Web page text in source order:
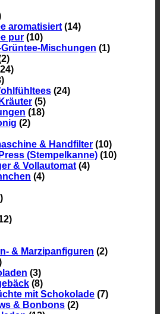
aromatisiert (14)
pur (10)
Mischungen (1)
(24)
(5)
(18)
(2)
& Handfilter (10)
(Stempelkanne) (10)
& Vollautomat (4)
(4)
& Marzipanfiguren (2)
(3)
(8)
mit Schokolade (7)
& Bonbons (2)